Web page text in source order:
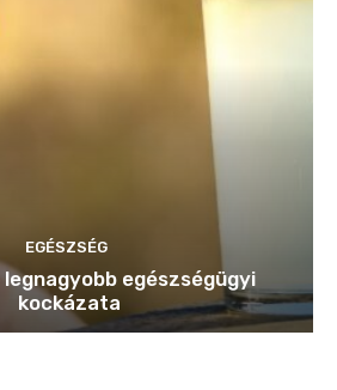
EGÉSZSÉG
legnagyobb egészségügyi
kockázata